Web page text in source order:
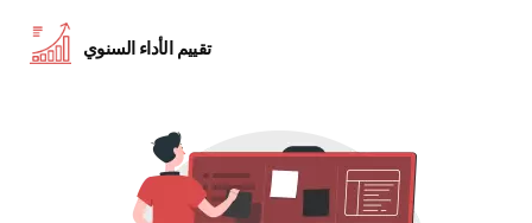
تقييم الأداء السنوي